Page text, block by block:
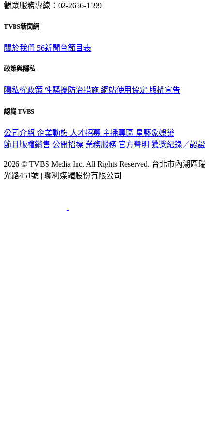
觀眾服務專線：02-2656-1599
TVBS新聞網
關於我們 56新聞台節目表
政策與隱私
隱私權政策 性騷擾防治措施 網站使用協定 版權宣告
認識 TVBS
公司介紹 企業動態 人才招募 主播專區 星藝象娛樂
節目版權銷售 公開招標 業務服務 官方聲明 獲獎紀錄／認證
2026 © TVBS Media Inc. All Rights Reserved. 台北市內湖區瑞
光路451號 | 聯利媒體股份有限公司